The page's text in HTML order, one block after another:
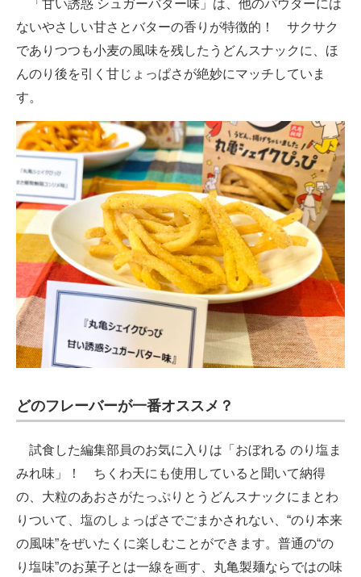
「甘い誘惑 シュガーバター味」は、他のパウダーには
ないやさしい甘さとバターの香りが特徴的！ サクサク
でありつつも小麦の風味を残したうどんスナックに、ほ
んのり後を引く甘じょっぱさが絶妙にマッチしていま
す。
どのフレーバーが一番オススメ？
試食した編集部員のお気に入りは「おぼれる のり塩ま
みれ味」！ ちくわ天にも使用していると聞いて納得
の、大粒のあおさがたっぷりとうどんスナックにまとわ
りついて、塩のしょっぱさでごまかされない、“のり本来
の風味”をぜいたくに楽しむことができます。普通の“の
り塩味”のお菓子とは一線を画す、丸亀製麺ならではの味